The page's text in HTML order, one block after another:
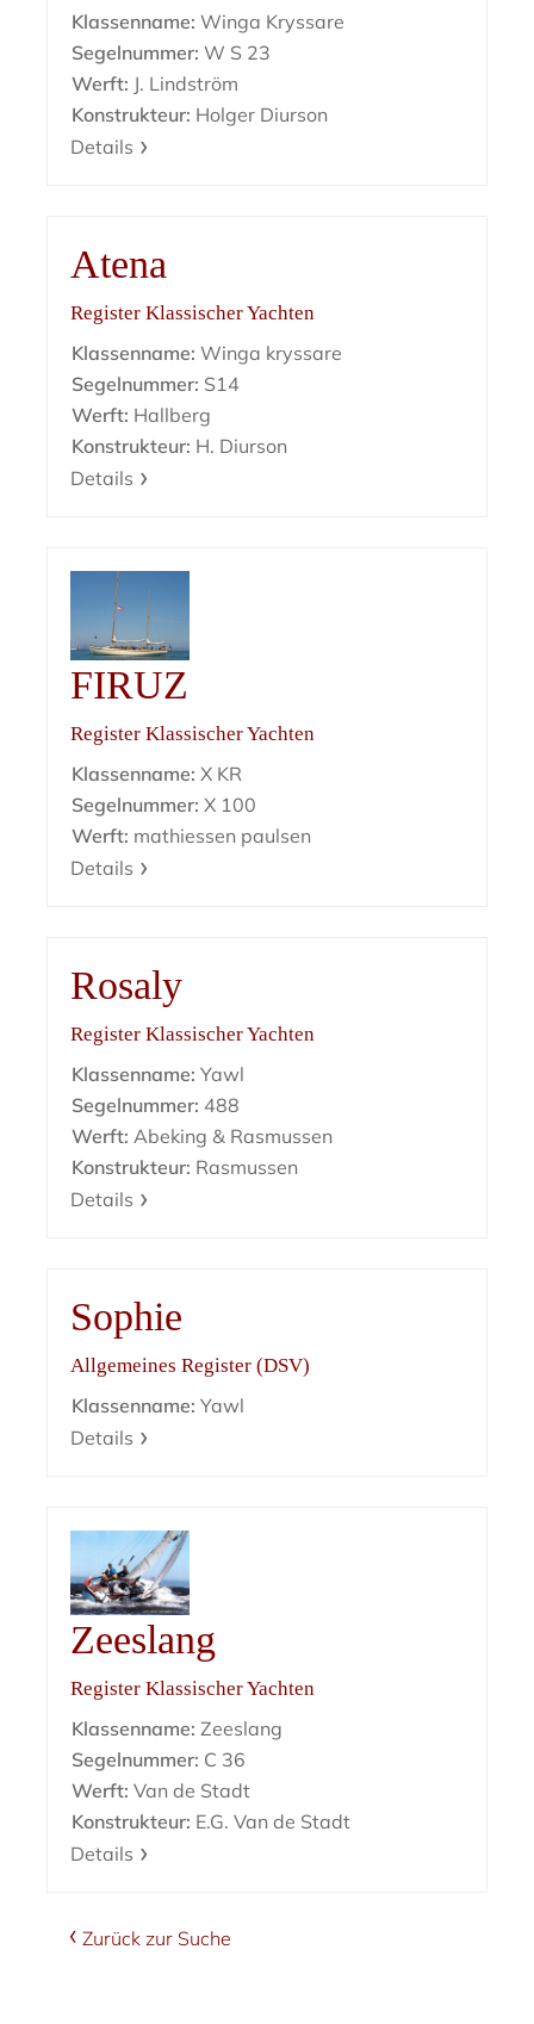
Klassenname: Winga Kryssare
Segelnummer: W S 23
Werft: J. Lindström
Konstrukteur: Holger Diurson
Details
Atena
Register Klassischer Yachten
Klassenname: Winga kryssare
Segelnummer: S14
Werft: Hallberg
Konstrukteur: H. Diurson
Details
FIRUZ
Register Klassischer Yachten
Klassenname: X KR
Segelnummer: X 100
Werft: mathiessen paulsen
Details
Rosaly
Register Klassischer Yachten
Klassenname: Yawl
Segelnummer: 488
Werft: Abeking & Rasmussen
Konstrukteur: Rasmussen
Details
Sophie
Allgemeines Register (DSV)
Klassenname: Yawl
Details
Zeeslang
Register Klassischer Yachten
Klassenname: Zeeslang
Segelnummer: C 36
Werft: Van de Stadt
Konstrukteur: E.G. Van de Stadt
Details
Zurück zur Suche